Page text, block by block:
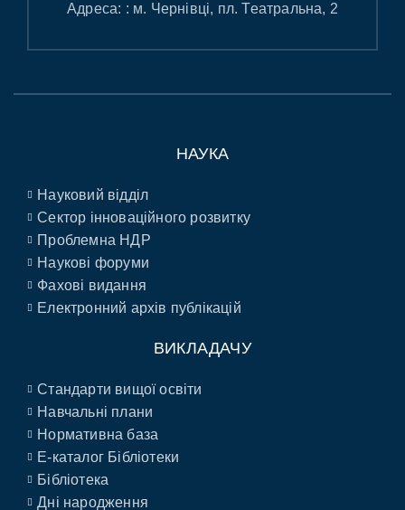
Адреса: : м. Чернівці, пл. Театральна, 2
НАУКА
Науковий відділ
Сектор інноваційного розвитку
Проблемна НДР
Наукові форуми
Фахові видання
Електронний архів публікацій
ВИКЛАДАЧУ
Стандарти вищої освіти
Навчальні плани
Нормативна база
E-каталог Бібліотеки
Бібліотека
Дні народження